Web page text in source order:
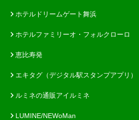
ホテルドリームゲート舞浜
ホテルファミリーオ・フォルクローロ
恵比寿発
エキタグ（デジタル駅スタンプアプリ）
ルミネの通販アイルミネ
LUMINE/NEWoMan